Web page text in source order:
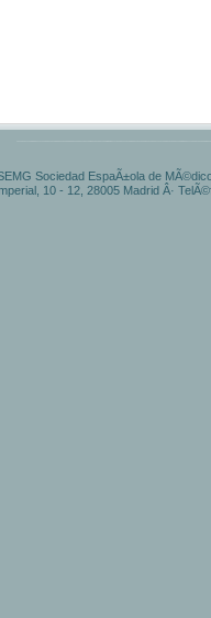
Sociedad EspaÃ±ola de
10 - 12, 28005 Madrid Â·